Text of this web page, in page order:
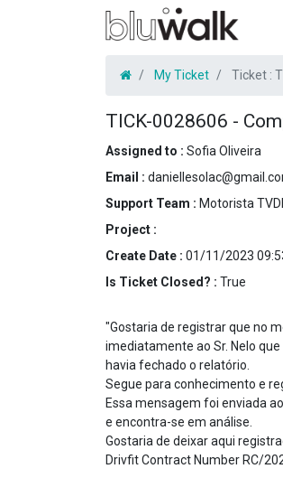
My Ticket Ticket :
TICK-0028606 -
Assigned to : Sofia Oliveira
Email :
Support Team : Motorista
Project :
Create Date : 01/11/2023
Is Ticket Closed? : True
"Gostaria de registrar que no
imediatamente ao Sr. Nelo
havia fechado o relatório.
Segue para conhecimento e
Essa mensagem foi enviada
e encontra-se em análise.
Gostaria de deixar aqui
Drivfit Contract Number RC/